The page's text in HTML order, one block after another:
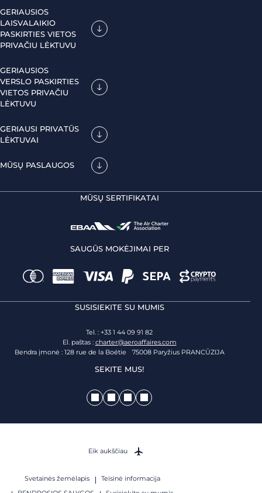
GERIAUSIOS
LAISVALAIKIO
PASKIRTIES VIETOS
PRIVAČIU LĖKTUVU
GERIAUSIOS
VERSLO PASKIRTIES
VIETOS PRIVAČIU
LĖKTUVU
GERIAUSI PRIVATŪS
LĖKTUVAI
MŪSŲ PASLAUGOS
MŪSŲ SERTIFIKATAI
SAUGŪS MOKĖJIMAI PER
SUSISIEKITE SU MUMIS
Tel. : +33 1 44 09 91 82
El. paštas : charter@aeroaffaires.com
Bendra įmonė : 128 rue de la Boétie 75008 Paryžius PRANCŪZIJA
SEKITE MUS!
Svetainės žemėlapis
Teisinė informacija
Eik aukščiau